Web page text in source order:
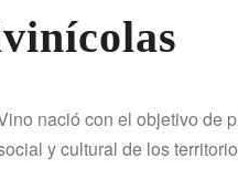
nació con el objetivo de
y cultural de los